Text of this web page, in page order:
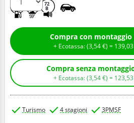
72
B
+ Ecotassa: (3,54€ ) = 139,03
+ Ecotassa: (3,54€ ) = 123,53
Turismo 4 stagioni 3PMSF